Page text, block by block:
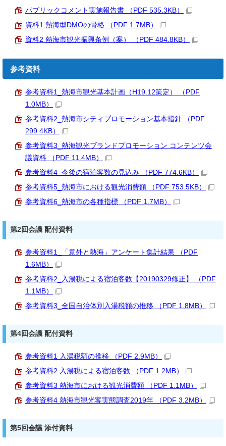
パブリックコメント実施報告書 （PDF 535.3KB）
資料1 熱海型DMOの骨格 （PDF 1.7MB）
資料2 熱海市観光振興条例（案） （PDF 484.8KB）
参考資料
参考資料1_熱海市観光基本計画（H19.12策定） （PDF
1.0MB）
参考資料2_熱海市シティプロモーション基本指針 （PDF
299.4KB）
参考資料3_熱海観光ブランドプロモーション コンテンツ会
議資料 （PDF 11.4MB）
参考資料4_今後の宿泊客数の見込み （PDF 774.6KB）
参考資料5_熱海市における観光消費額 （PDF 753.5KB）
参考資料6_熱海市の各種指標 （PDF 1.7MB）
第2回会議 配付資料
参考資料1_「意外と熱海」アンケート集計結果 （PDF
1.6MB）
参考資料2_入湯税による宿泊客数【20190329修正】 （PDF
1.1MB）
参考資料3_全国自治体別入湯税額の推移 （PDF 1.8MB）
第4回会議 配付資料
参考資料1 入湯税額の推移 （PDF 2.9MB）
参考資料2 入湯税による宿泊客数 （PDF 1.2MB）
参考資料3 熱海市における観光消費額 （PDF 1.1MB）
参考資料4 熱海市観光客実態調査2019年 （PDF 3.2MB）
第5回会議 添付資料